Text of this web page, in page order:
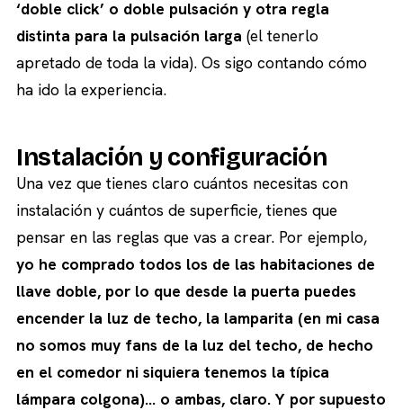
‘doble click’ o doble pulsación y otra regla
distinta para la pulsación larga (el tenerlo
apretado de toda la vida). Os sigo contando cómo
ha ido la experiencia.
Instalación y configuración
Una vez que tienes claro cuántos necesitas con
instalación y cuántos de superficie, tienes que
pensar en las reglas que vas a crear. Por ejemplo,
yo he comprado todos los de las habitaciones de
llave doble, por lo que desde la puerta puedes
encender la luz de techo, la lamparita (en mi casa
no somos muy fans de la luz del techo, de hecho
en el comedor ni siquiera tenemos la típica
lámpara colgona)… o ambas, claro. Y por supuesto